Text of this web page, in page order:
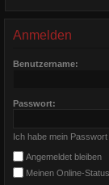
Anmelden
Benutzername:
Passwort:
Ich habe mein
Angemeldet bleiben
Meinen Online-